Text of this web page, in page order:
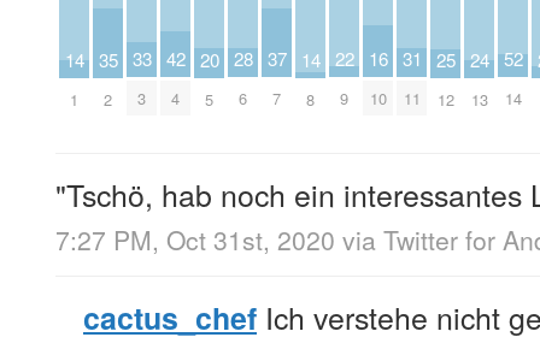
14
1
35
2
33
3
42
4
20
5
28
6
37
7
14
8
22
9
16
10
31
11
25
12
24
13
52
14
"Tschö, hab noch ein interessantes
7:27 PM, Oct 31st, 2020 via Twitter for
cactus_chef Ich verstehe nicht